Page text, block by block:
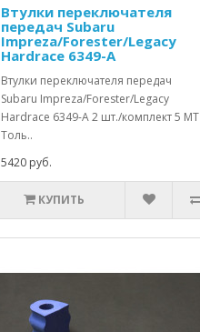
Втулки переключателя
передач Subaru
Impreza/Forester/Legacy
Hardrace 6349-A
Втулки переключателя передач
Subaru Impreza/Forester/Legacy
Hardrace 6349-A 2 шт./комплект 5 МТ
Толь..
5420 руб.
КУПИТЬ